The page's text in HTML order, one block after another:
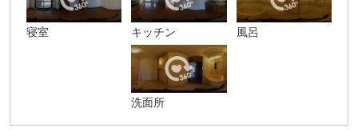
寝室 キッチン 風呂
洗面所